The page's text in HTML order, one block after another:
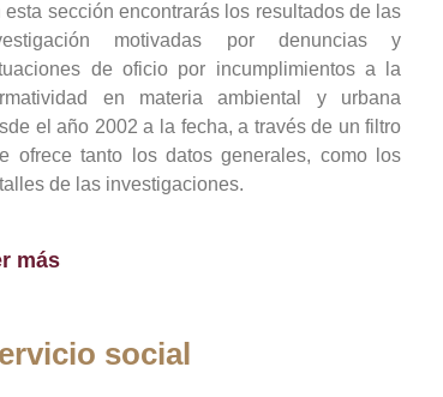
esta sección encontrarás los resultados de las
motivadas por denuncias y
de oficio por incumplimientos a la
en materia ambiental y urbana
el año 2002 a la fecha, a través de un filtro
ofrece tanto los datos generales, como los
de las investigaciones.
más
social